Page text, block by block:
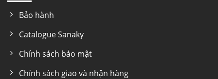
Trang bị 4 bánh xe giúp cho tủ dễ dàng di
chuyển
Bảo hành
Catalogue Sanaky
Chính sách bảo mật
Chính sách giao và nhận hàng